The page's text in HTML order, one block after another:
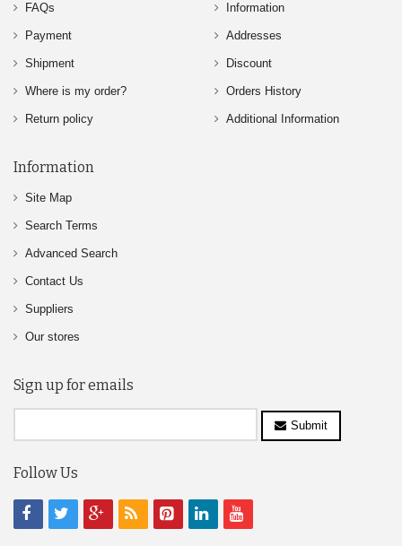
FAQs
Payment
Shipment
Where is my order?
Return policy
Information
Addresses
Discount
Orders History
Additional Information
Information
Site Map
Search Terms
Advanced Search
Contact Us
Suppliers
Our stores
Sign up for emails
Submit
Follow Us